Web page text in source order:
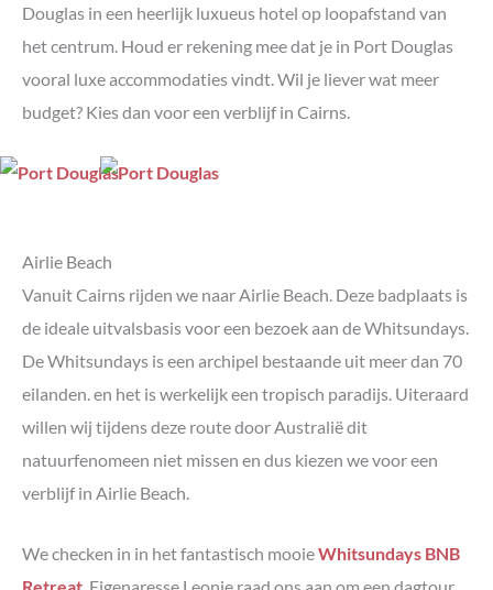
Douglas in een heerlijk luxueus hotel op loopafstand van
het centrum. Houd er rekening mee dat je in Port Douglas
vooral luxe accommodaties vindt. Wil je liever wat meer
budget? Kies dan voor een verblijf in Cairns.
Airlie Beach
Vanuit Cairns rijden we naar Airlie Beach. Deze badplaats is
de ideale uitvalsbasis voor een bezoek aan de Whitsundays.
De Whitsundays is een archipel bestaande uit meer dan 70
eilanden. en het is werkelijk een tropisch paradijs. Uiteraard
willen wij tijdens deze route door Australië dit
natuurfenomeen niet missen en dus kiezen we voor een
verblijf in Airlie Beach.
We checken in in het fantastisch mooieWhitsundays BNB